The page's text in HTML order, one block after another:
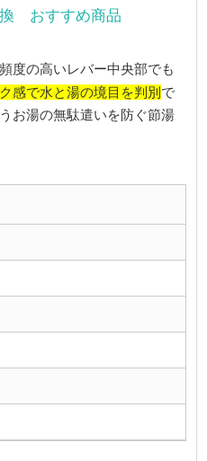
おすすめ商品
度の高いレバー中央部でも
感で水と湯の境目を判別 で
お湯の無駄遣いを防ぐ節湯